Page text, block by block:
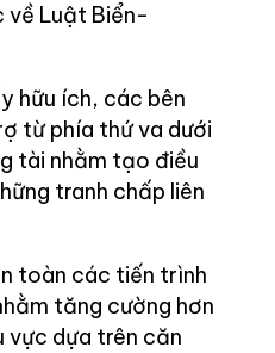
về Luật Biển-
hữu ích, các bên
từ phía thứ va dưới
tài nhằm tạo điều
tranh chấp liên
toàn các tiến trình
tăng cường hơn
vực dựa trên căn